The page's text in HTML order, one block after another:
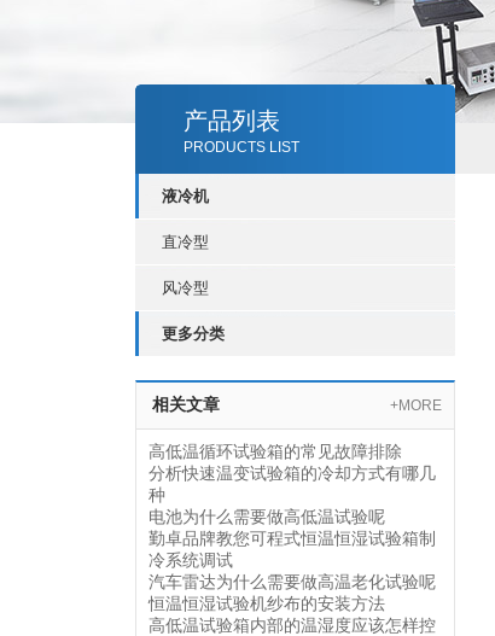
产品列表
PRODUCTS LIST
液冷机
直冷型
风冷型
更多分类
相关文章 +MORE
高低温循环试验箱的常见故障排除
分析快速温变试验箱的冷却方式有哪几
种
电池为什么需要做高低温试验呢
勤卓品牌教您可程式恒温恒湿试验箱制
冷系统调试
​汽车雷达为什么需要做高温老化试验呢
恒温恒湿试验机纱布的安装方法
高低温试验箱内部的温湿度应该怎样控